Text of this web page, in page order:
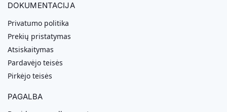
DOKUMENTACIJA
Privatumo politika
Prekių pristatymas
Atsiskaitymas
Pardavėjo teisės
Pirkėjo teisės
PAGALBA